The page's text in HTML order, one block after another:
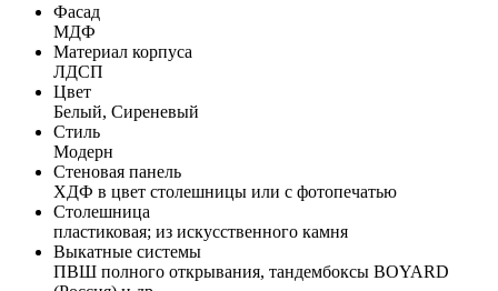
Фасад
МДФ
Материал корпуса
ЛДСП
Цвет
Белый, Сиреневый
Стиль
Модерн
Стеновая панель
ХДФ в цвет столешницы или с фотопечатью
Столешница
пластиковая; из искусственного камня
Выкатные системы
ПВШ полного открывания, тандембоксы BOYARD